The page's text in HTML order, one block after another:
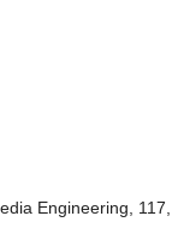
Engineering, 117,